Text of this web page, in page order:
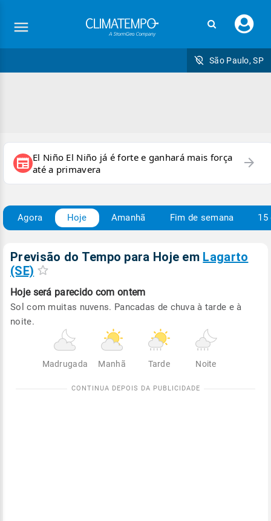
seu
São Paulo, SP
newspaper El Niño El Niño já é forte e ganhará mais força
até a primavera
arrow_forward
Agora Hoje Amanhã Fim de semana 15
Previsão do Tempo para Hoje em Lagarto
(SE)
Hoje será parecido com ontem
Sol com muitas nuvens. Pancadas de chuva à tarde e à
noite.
Madrugada Manhã Tarde Noite